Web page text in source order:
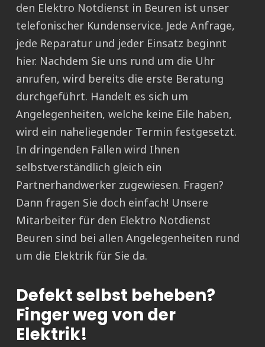
den Elektro Notdienst in Beuren ist unser
telefonischer Kundenservice. Jede Anfrage,
jede Reparatur und jeder Einsatz beginnt
hier. Nachdem Sie uns rund um die Uhr
anrufen, wird bereits die erste Beratung
durchgeführt. Handelt es sich um
Angelegenheiten, welche keine Eile haben,
wird ein naheliegender Termin festgesetzt.
In dringenden Fällen wird Ihnen
selbstverständlich gleich ein
Partnerhandwerker zugewiesen. Fragen?
Dann fragen Sie doch einfach! Unsere
Mitarbeiter für den Elektro Notdienst
Beuren sind bei allen Angelegenheiten rund
um die Elektrik für Sie da.
Defekt selbst beheben?
Finger weg von der
Elektrik!